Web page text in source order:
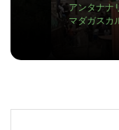
アンタナナリボのデモ
マダガスカルの治安